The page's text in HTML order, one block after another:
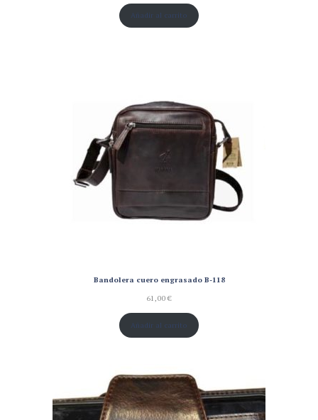
Añadir al carrito
Bandolera cuero engrasado B-118
61,00€
Añadir al carrito